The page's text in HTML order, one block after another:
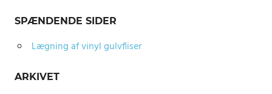
SPÆNDENDE SIDER
Lægning af vinyl gulvfliser
ARKIVET